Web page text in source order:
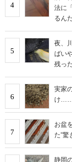
4
法に
るん
5
夜、
ばい
残っ
6
実家
け……
7
お盆
た“驚
静岡